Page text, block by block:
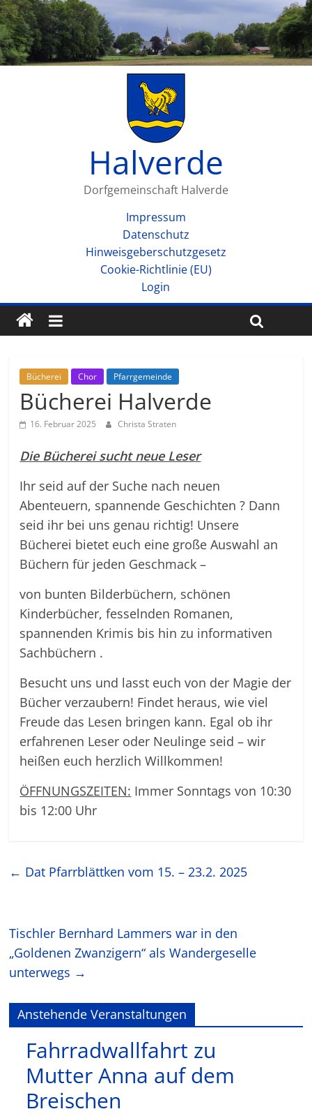
Halverde
Dorfgemeinschaft Halverde
Impressum
Datenschutz
Hinweisgeberschutzgesetz
Cookie-Richtlinie (EU)
Login
Bücherei Chor Pfarrgemeinde
Bücherei Halverde
16. Februar 2025 Christa Straten
Die Bücherei sucht neue Leser
Ihr seid auf der Suche nach neuen
Abenteuern, spannende Geschichten ? Dann
seid ihr bei uns genau richtig! Unsere
Bücherei bietet euch eine große Auswahl an
Büchern für jeden Geschmack –
von bunten Bilderbüchern, schönen
Kinderbücher, fesselnden Romanen,
spannenden Krimis bis hin zu informativen
Sachbüchern .
Besucht uns und lasst euch von der Magie der
Bücher verzaubern! Findet heraus, wie viel
Freude das Lesen bringen kann. Egal ob ihr
erfahrenen Leser oder Neulinge seid – wir
heißen euch herzlich Willkommen!
ÖFFNUNGSZEITEN: Immer Sonntags von 10:30
bis 12:00 Uhr
← Dat Pfarrblättken vom 15. – 23.2. 2025
Tischler Bernhard Lammers war in den
„Goldenen Zwanzigern“ als Wandergeselle
unterwegs →
Anstehende Veranstaltungen
Fahrradwallfahrt zu
Mutter Anna auf dem
Breischen